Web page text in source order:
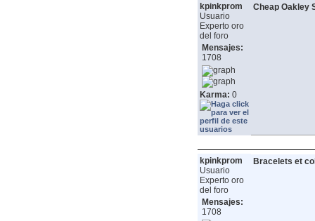
kpinkprom
Usuario
Experto oro
del foro
Mensajes:
1708
Karma: 0
Cheap Oakley
kpinkprom
Usuario
Experto oro
del foro
Mensajes:
1708
Bracelets et